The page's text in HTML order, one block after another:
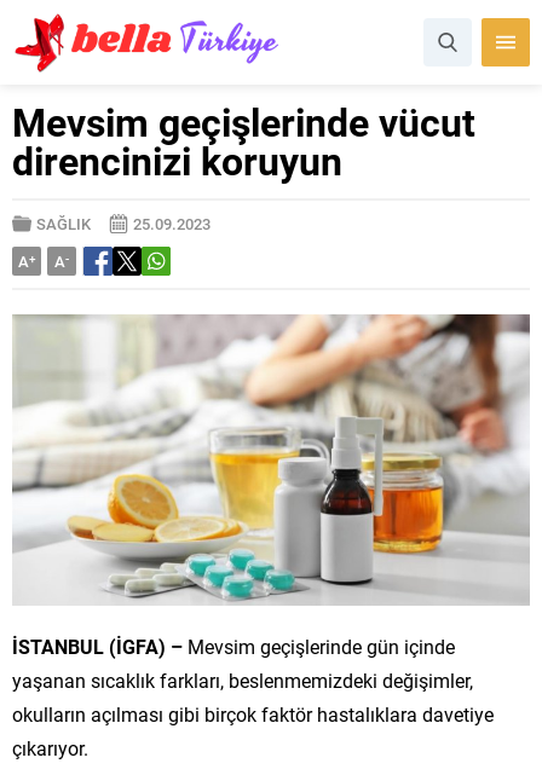
Mevsim geçişlerinde vücut
direncinizi koruyun
SAĞLIK
25.09.2023
A+ A-
İSTANBUL (İGFA) – Mevsim geçişlerinde gün içinde
yaşanan sıcaklık farkları, beslenmemizdeki değişimler,
okulların açılması gibi birçok faktör hastalıklara davetiye
çıkarıyor.